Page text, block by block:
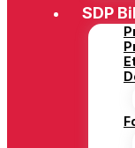
SDP